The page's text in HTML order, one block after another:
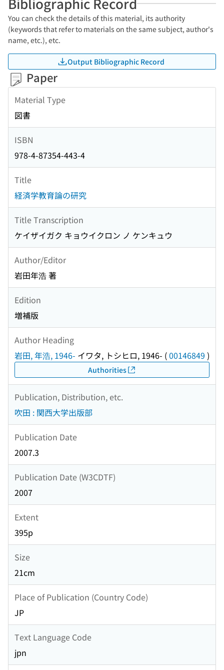
You can check the details of this material, its authority
(keywords that refer to materials on the same subject, author's
name, etc.), etc.
Output Bibliographic Record
Paper
Material Type
図書
ISBN
978-4-87354-443-4
Title
経済学教育論の研究
Title Transcription
ケイザイガク キョウイクロン ノ ケンキュウ
Author/Editor
岩田年浩 著
Edition
増補版
Author Heading
岩田, 年浩, 1946- イワタ, トシヒロ, 1946- (00146849 )
Authorities
Publication, Distribution, etc.
吹田 : 関西大学出版部
Publication Date
2007.3
Publication Date (W3CDTF)
2007
Extent
395p
Size
21cm
Place of Publication (Country Code)
JP
Text Language Code
jpn